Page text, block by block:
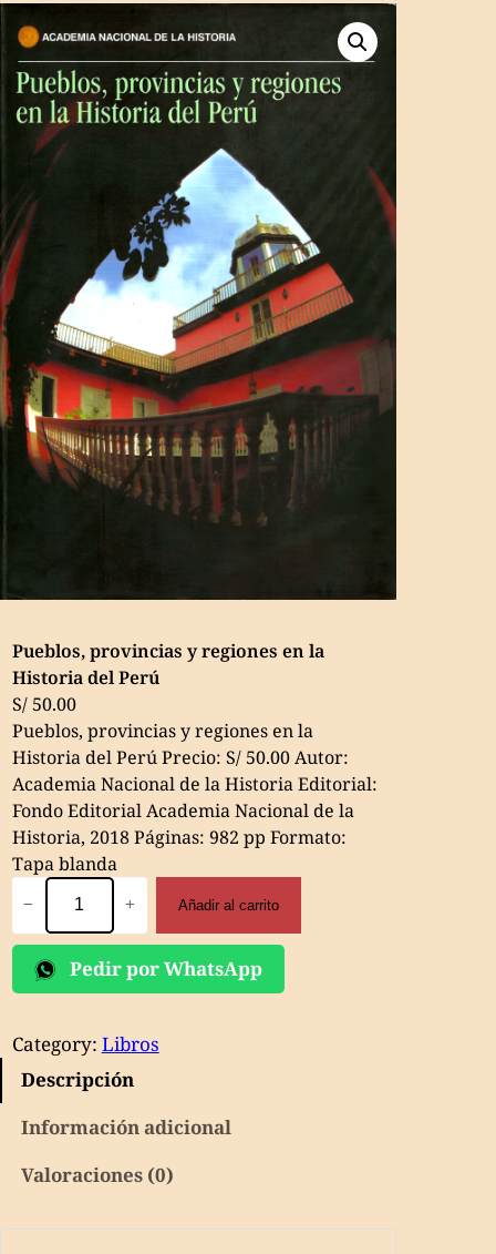
Pueblos, provincias y regiones en la
Historia del Perú
S/50.00
Pueblos, provincias y regiones en la
Historia del Perú Precio: S/ 50.00 Autor:
Academia Nacional de la Historia Editorial:
Fondo Editorial Academia Nacional de la
Historia, 2018 Páginas: 982 pp Formato:
Tapa blanda
Pueblos,
provincias
y
regiones
en
Historia
del
cantidad
− + Añadir al carrito
Pedir por WhatsApp
Category: Libros
Descripción
Información adicional
Valoraciones (0)